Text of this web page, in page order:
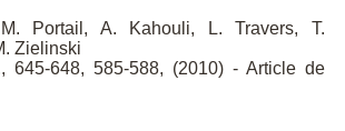
Portail, A. Kahouli, L. Travers, T.
Zielinski
645-648, 585-588, (2010) - Article de